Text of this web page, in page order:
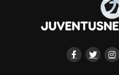
se la partita perde
fine, il pubblico se ne